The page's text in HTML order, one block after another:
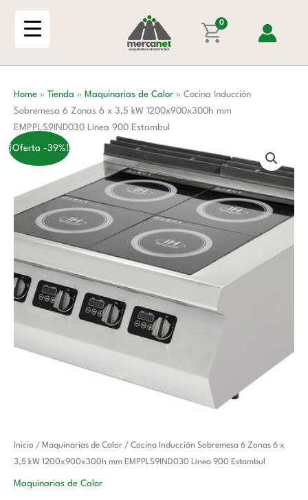
0
Home » Tienda » Maquinarias de Calor » Cocina Inducción
Sobremesa 6 Zonas 6 x 3,5 kW 1200x900x300h mm
EMPPLS9IND030 Línea 900 Estambul
¡Oferta -39%!
Inicio / Maquinarias de Calor / Cocina Inducción Sobremesa 6 Zonas 6 x
3,5 kW 1200x900x300h mm EMPPLS9IND030 Línea 900 Estambul
Maquinarias de Calor
El
precio
original
El
precio
Cocina
Inducción
Sobremesa
Zonas
6
x
kW
1200x900x300h
mm
EMPPLS9IND030
Línea
Estambul
cantidad